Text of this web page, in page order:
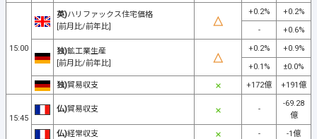
15:00
英)ハリファックス住宅価格
[前月比/前年比]
+0.2%
+0.2%
-
+0.6%
独)鉱工業生産
[前月比/前年比]
+0.2%
+0.9%
+0.1%
±0.0%
独)貿易収支 +172億 +191億
15:45
仏)貿易収支 -
-69.28
億
仏)経常収支 - -1億